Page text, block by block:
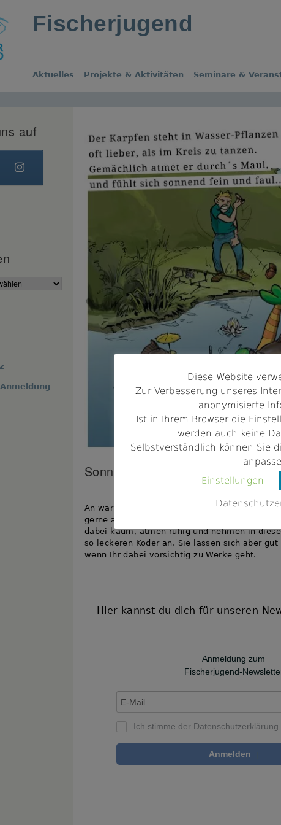
Fischerjugend
Aktuelles Projekte & Aktivitäten Seminare &
Sonnende Karpfen
An warmen oder heißen Tagen stehen Karpfen
gerne an oder nahe der Wasseroberfläche,
dabei kaum, atmen ruhig und nehmen in
so leckeren Köder an. Sie lassen sich aber
wenn Ihr dabei vorsichtig zu Werke geht.
Hier kannst du dich für unseren
Anmeldung zum
Fischerjugend-
Ich stimme der Datenschutzerklärung
Anmelden
auf
Diese Website
Zur Verbesserung unseres
anonymisierte
Ist in Ihrem Browser die
werden auch keine
Selbstverständlich können Sie
Einstellungen